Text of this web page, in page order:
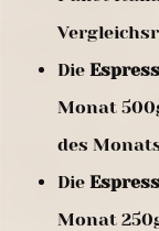
Die
Monat
des
Die
Monat